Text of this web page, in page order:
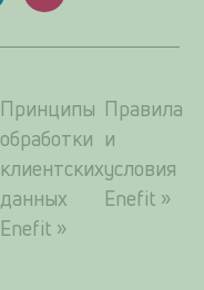
Принципы
обработки
клиентских
данных
Enefit »
Правила
и
условия
Enefit »